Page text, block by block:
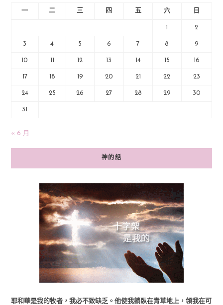
一 二 三 四 五 六 日
2
3 4 5 6 7 8 9
10 12 13 14 15 16
17 18 19 20 21 22 23
24 25 26 27 28 29 30
31
« 6 月
神的話
耶和華是我的牧者，我必不致缺乏。他使我躺臥在青草地上，領我在可